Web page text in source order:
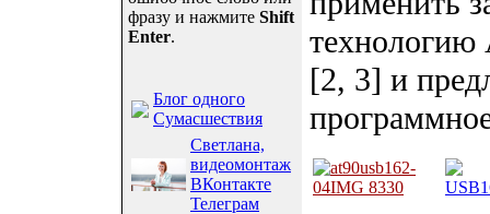
фразу и нажмите Shift
Enter.
Блог одного
Сумасшествия
Светлана,
видеомонтаж
ВКонтакте
Телеграм
технологию
[2, 3] и